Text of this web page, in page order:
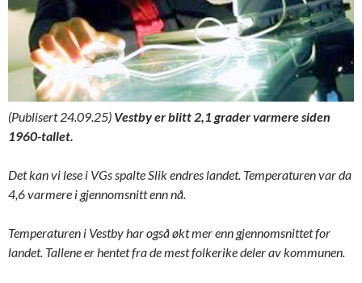
(Publisert 24.09.25) Vestby er blitt 2,1 grader varmere siden
1960-tallet.
Det kan vi lese i VGs spalte Slik endres landet. Temperaturen var da
4,6 varmere i gjennomsnitt enn nå.
Temperaturen i Vestby har også økt mer enn gjennomsnittet for
landet. Tallene er hentet fra de mest folkerike deler av kommunen.